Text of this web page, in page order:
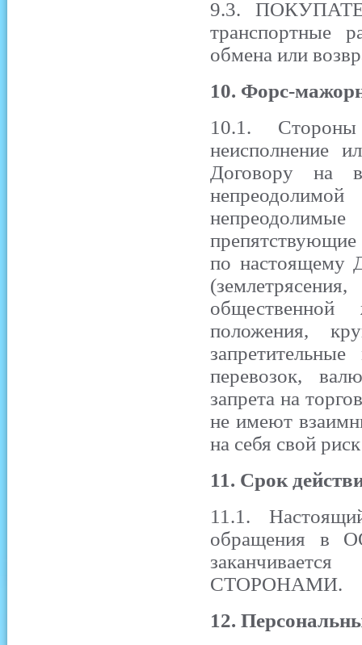
9.3.
транспортные
обмена или
10. Форс-
10.1.
неисполнение
Договору на
по настоящему
положения,
перевозок,
запрета на
не имеют
на себя свой
11. Срок
11.1.
обращения в
СТОРОНАМИ.
12.